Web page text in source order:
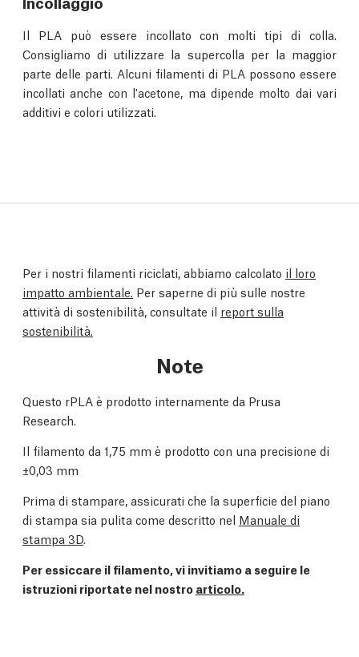
Il PLA può essere incollato con molti tipi di colla.
Consigliamo di utilizzare la supercolla per la maggior
parte delle parti. Alcuni filamenti di PLA possono essere
incollati anche con l'acetone, ma dipende molto dai vari
additivi e colori utilizzati.
Per i nostri filamenti riciclati, abbiamo calcolato il loro
impatto ambientale. Per saperne di più sulle nostre
attività di sostenibilità, consultate il report sulla
sostenibilità.
Note
Questo rPLA è prodotto internamente da Prusa
Research.
Il filamento da 1,75 mm è prodotto con una precisione di
±0,03 mm
Prima di stampare, assicurati che la superficie del piano
di stampa sia pulita come descritto nel Manuale di
stampa 3D
Per essiccare il filamento, vi invitiamo a seguire le
istruzioni riportate nel nostro articolo.